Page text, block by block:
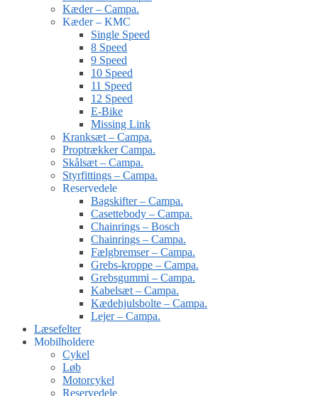
Kæder – Campa.
Kæder – KMC
Single Speed
8 Speed
9 Speed
10 Speed
11 Speed
12 Speed
E-Bike
Missing Link
Kranksæt – Campa.
Proptrækker Campa.
Skålsæt – Campa.
Styrfittings – Campa.
Reservedele
Bagskifter – Campa.
Casettebody – Campa.
Chainrings – Bosch
Chainrings – Campa.
Fælgbremser – Campa.
Grebs-kroppe – Campa.
Grebsgummi – Campa.
Kabelsæt – Campa.
Kædehjulsbolte – Campa.
Lejer – Campa.
Læsefelter
Mobilholdere
Cykel
Løb
Motorcykel
Reservedele